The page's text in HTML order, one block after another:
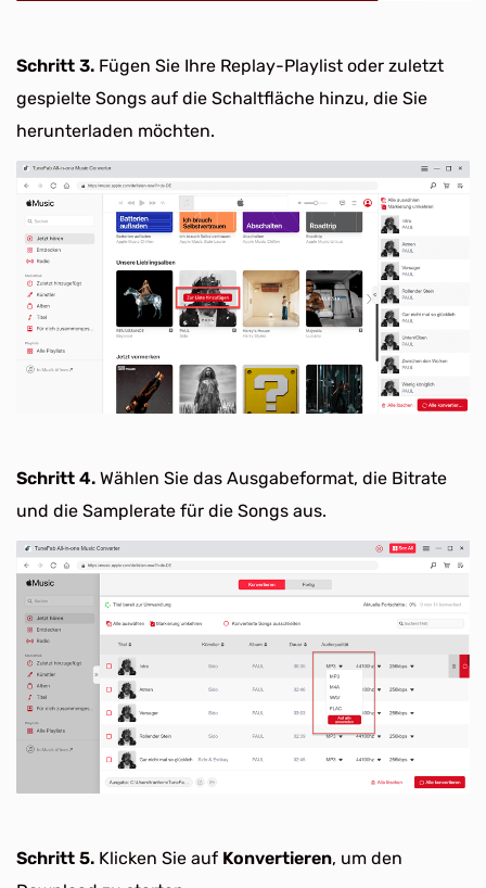
Schritt 3. Fügen Sie Ihre Replay-Playlist oder zuletzt
gespielte Songs auf die Schaltfläche hinzu, die Sie
herunterladen möchten.
Schritt 4. Wählen Sie das Ausgabeformat, die Bitrate
und die Samplerate für die Songs aus.
Schritt 5. Klicken Sie auf Konvertieren, um den